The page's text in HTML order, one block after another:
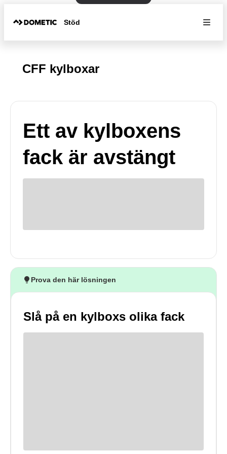
Stöd
CFF kylboxar
Ett av kylboxens
fack är avstängt
Prova den här lösningen
Slå på en kylboxs olika fack